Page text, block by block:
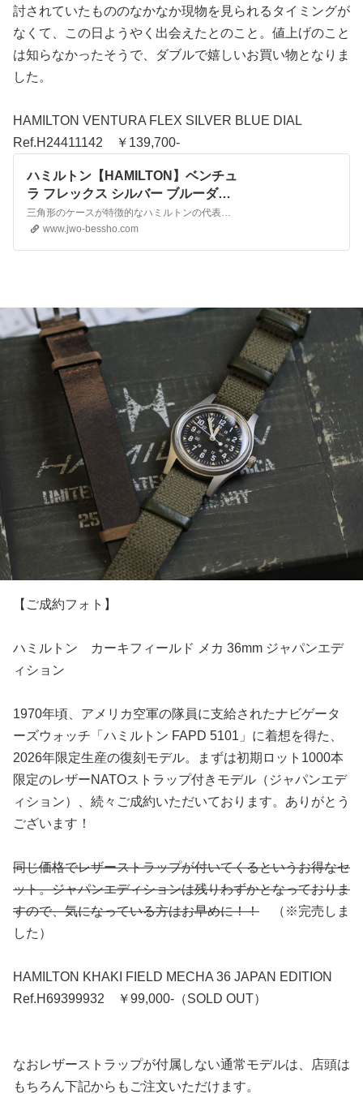
討されていたもののなかなか現物を見られるタイミングが
なくて、この日ようやく出会えたとのこと。値上げのこと
は知らなかったそうで、ダブルで嬉しいお買い物となりま
した。
HAMILTON VENTURA FLEX SILVER BLUE DIAL
Ref.H24411142 ￥139,700-
ハミルトン【HAMILTON】ベンチュ
ラ フレックス シルバー ブルーダイ
ヤル VENTURA FLEX BLUE
H24411142 | BESSHO
三角形のケースが特徴的なハミルトンの代表作ベンチュラ。フレックスブレス（蛇腹バンド）仕様に新色のブルーが登場です。1956年にエルヴィス・プレスリーがカバーしたカール・パーキンスの曲「Blue Suede Shoes（ブルースエードシューズ）」にインスピレーションを受けて生まれたカラー。サンレイ仕様のメタリックなブルーは角度によって色合いを変え、様々な表情を…
www.jwo-bessho.com
【ご成約フォト】
ハミルトン カーキフィールド メカ 36mm ジャパンエデ
ィション
1970年頃、アメリカ空軍の隊員に支給されたナビゲータ
ーズウォッチ「ハミルトン FAPD 5101」に着想を得た、
2026年限定生産の復刻モデル。まずは初期ロット1000本
限定のレザーNATOストラップ付きモデル（ジャパンエデ
ィション）、続々ご成約いただいております。ありがとう
ございます！
同じ価格でレザーストラップが付いてくるというお得なセ
ット。ジャパンエディションは残りわずかとなっておりま
すので、気になっている方はお早めに！！ （※完売しま
した）
HAMILTON KHAKI FIELD MECHA 36 JAPAN EDITION
Ref.H69399932 ￥99,000-（SOLD OUT）
なおレザーストラップが付属しない通常モデルは、店頭は
もちろん下記からもご注文いただけます。